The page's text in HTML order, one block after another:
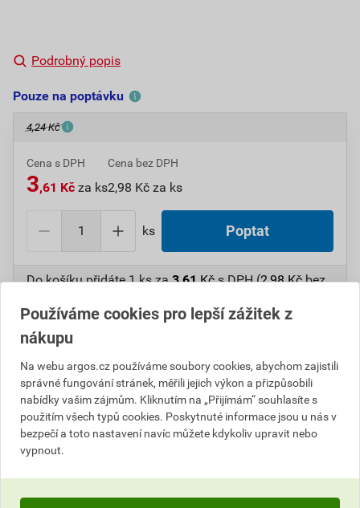
Podrobný popis
Pouze na poptávku
4,24 Kč
Cena s DPH
3,61 Kč za ks
Cena bez DPH
2,98 Kč za ks
ks Poptat
Do košíku přidáte1 ksza3,61Kčs DPH (2,98Kčbez
Číslo položky:
Popis
kolíky
Používáme cookies pro lepší zážitek z
nákupu
Na webu argos.cz používáme soubory cookies, abychom zajistili
správné fungování stránek, měřili jejich výkon a přizpůsobili
nabídky vašim zájmům. Kliknutím na „Přijímám“ souhlasíte s
použitím všech typů cookies. Poskytnuté informace jsou u nás v
bezpečí a toto nastavení navíc můžete kdykoliv upravit nebo
vypnout.